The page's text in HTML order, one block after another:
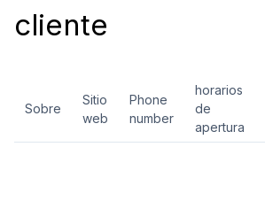
cliente
Sobre
Sitio
web
Phone
number
horarios
de
apertura